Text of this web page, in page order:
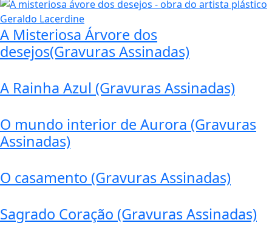
A Misteriosa Árvore dos
desejos(Gravuras Assinadas)
A Rainha Azul (Gravuras Assinadas)
O mundo interior de Aurora (Gravuras
Assinadas)
O casamento (Gravuras Assinadas)
Sagrado Coração (Gravuras Assinadas)